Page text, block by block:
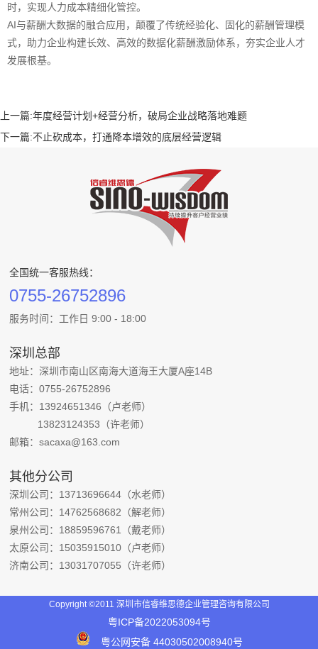
时，实现人力成本精细化管控。
AI与薪酬大数据的融合应用，颠覆了传统经验化、固化的薪酬管理模
式，助力企业构建长效、高效的数据化薪酬激励体系，夯实企业人才
发展根基。
上一篇:年度经营计划+经营分析，破局企业战略落地难题
下一篇:不止砍成本，打通降本增效的底层经营逻辑
全国统一客服热线：
0755-26752896
服务时间：工作日 9:00 - 18:00
深圳总部
地址：深圳市南山区南海大道海王大厦A座14B
电话：0755-26752896
手机：13924651346（卢老师）
13823124353（许老师）
邮箱：sacaxa@163.com
其他分公司
深圳公司：13713696644（水老师）
常州公司：14762568682（解老师）
泉州公司：18859596761（戴老师）
太原公司：15035915010（卢老师）
济南公司：13031707055（许老师）
Copyright ©2011 深圳市信睿维思德企业管理咨询有限公司
粤ICP备‪2022053094‬号
粤公网安备 44030502008940号